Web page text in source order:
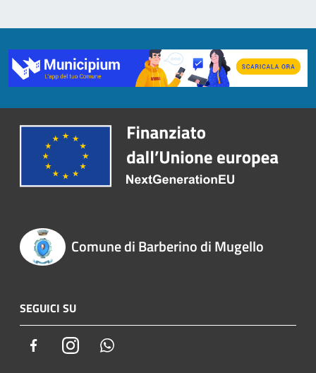
Comune di Barberino di Mugello
SEGUICI SU
FacebookInstagram